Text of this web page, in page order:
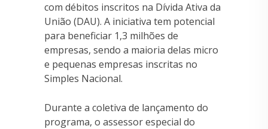
com débitos inscritos na Dívida Ativa da
União (DAU). A iniciativa tem potencial
para beneficiar 1,3 milhões de
empresas, sendo a maioria delas micro
e pequenas empresas inscritas no
Simples Nacional.
Durante a coletiva de lançamento do
programa, o assessor especial do